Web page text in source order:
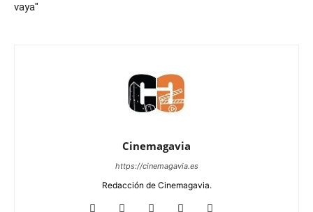
vaya"
Cinemagavia
https://cinemagavia.es
Redacción de Cinemagavia.